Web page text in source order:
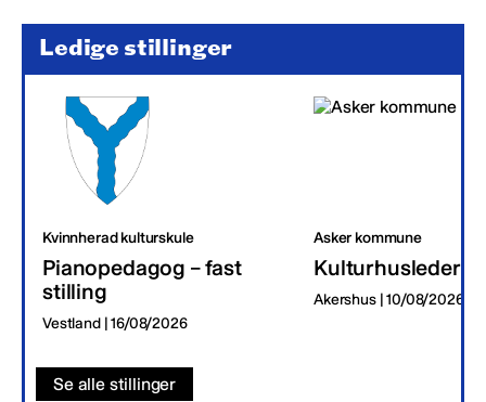
Ledige stillinger
Kvinnherad kulturskule
Pianopedagog – fast
stilling
Vestland | 16/08/2026
Asker kommune
Kulturhusleder
Akershus | 10/08/2026
Se alle stillinger